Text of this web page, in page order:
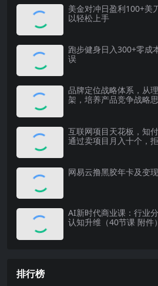
美金对冲日盈利100+美
以轻松上手
跑步健身日入300+零成
误
品牌定位战略体系，从
架，培养产品竞争战略
互联网项目天花板，知
通过卖项目月入十个，
网易云撸黑胶年卡及变
AI新时代商业课：行业
认知升维（40节课 附件）
排行榜